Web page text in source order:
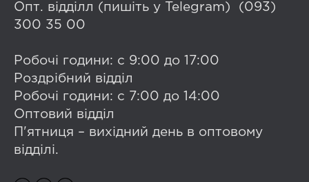
Опт. відділл (пишіть у Telegram) (093)
300 35 00
Робочі години: с 9:00 до 17:00
Роздрібний відділ
Робочі години: с 7:00 до 14:00
Оптовий відділ
П'ятниця – вихідний день в оптовому
відділі.